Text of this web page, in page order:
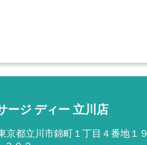
ージ ディー 立川店
京都立川市錦町１丁目４番地１９